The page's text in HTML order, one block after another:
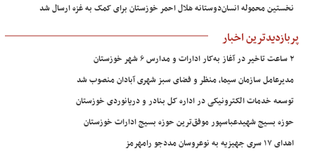
نخستین محموله انسان‌دوستانه هلال احمر خوزستان برای کمک به غزه ارسال شد
پربازدیدترین اخبار
۲ ساعت تاخیر در آغاز به‌کار ادارات و مدارس ۶ شهر خوزستان
مدیرعامل سازمان سیما، منظر و فضای سبز شهری آبادان منصوب شد
توسعه خدمات الکترونیکی در اداره کل بنادر و دریانوردی خوزستان
حوزه بسیج شهیدعباسپور موفق‌ترین حوزه بسیج ادارات خوزستان
اهدای ۱۷ سری جهیزیه به نوعروسان مددجو رامهرمز